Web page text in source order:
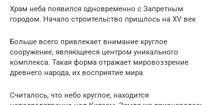
Храм неба появился одновременно с Запретным
городом. Начало строительство пришлось на XV век
Больше всего привлекает внимание круглое
сооружение, являющееся центром уникального
комплекса. Такая форма отражает мировоззрение
древнего народа, их восприятие мира
Считалось, что небо круглое, находится